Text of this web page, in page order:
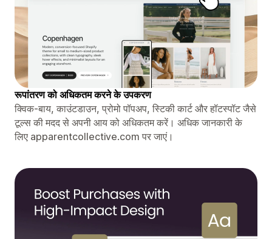
रूपांतरण को अधिकतम करने के उपकरण
क्विक-बाय, काउंटडाउन, प्रोमो पॉपअप, स्टिकी कार्ट और हॉटस्पॉट जैसे
टूल्स की मदद से अपनी आय को अधिकतम करें। अधिक जानकारी के
लिए apparentcollective.com पर जाएं।